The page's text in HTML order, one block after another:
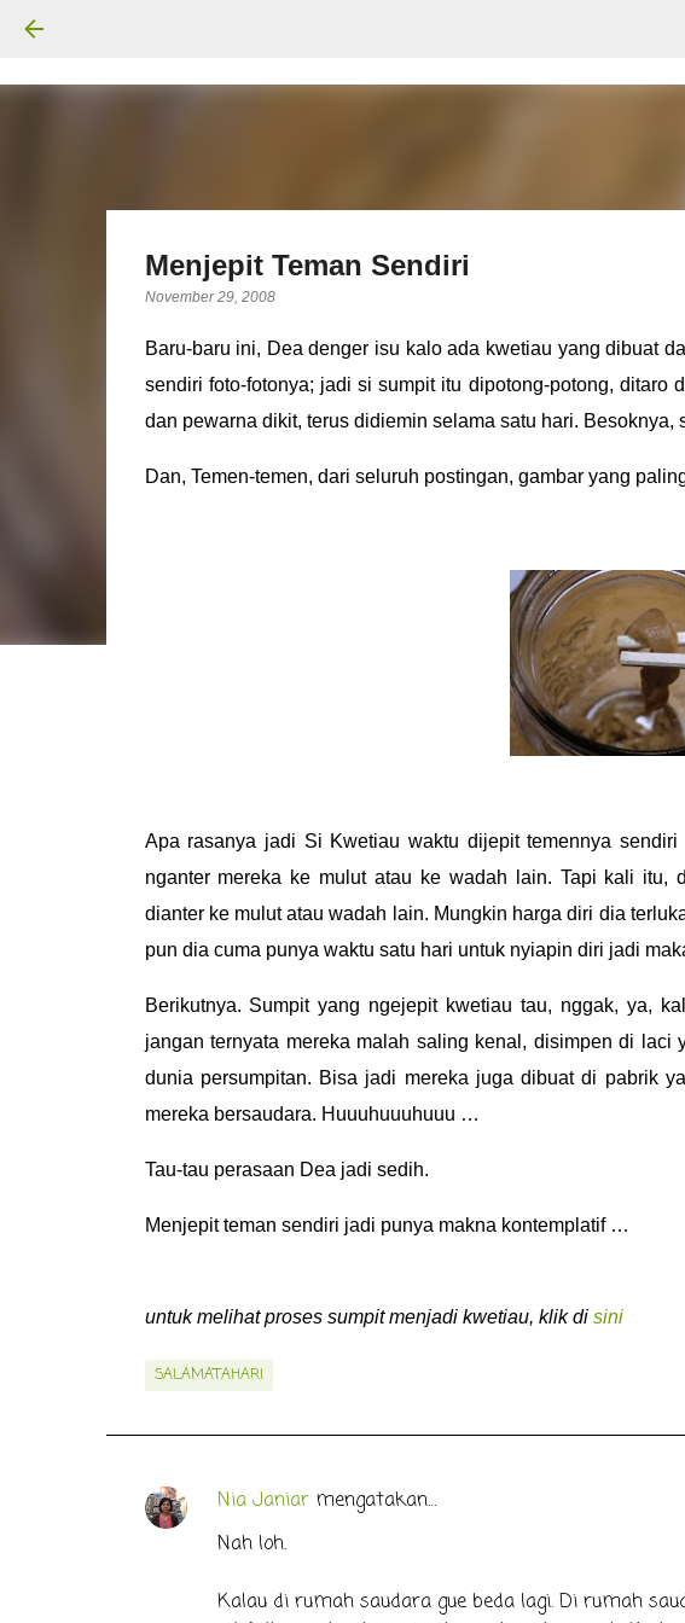
Menjepit Teman Sendiri
November 29, 2008
Baru-baru ini, Dea denger isu kalo ada kwetiau yang dibuat
sendiri foto-fotonya; jadi si sumpit itu dipotong-potong,
dan pewarna dikit, terus didiemin selama satu hari. Besoknya,
Dan, Temen-temen, dari seluruh postingan, gambar yang
Apa rasanya jadi Si Kwetiau waktu dijepit temennya
nganter mereka ke mulut atau ke wadah lain. Tapi kali itu,
dianter ke mulut atau wadah lain. Mungkin harga diri dia
pun dia cuma punya waktu satu hari untuk nyiapin diri jadi
Berikutnya. Sumpit yang ngejepit kwetiau tau, nggak, ya,
jangan ternyata mereka malah saling kenal, disimpen di laci
dunia persumpitan. Bisa jadi mereka juga dibuat di pabrik
mereka bersaudara. Huuuhuuuhuuu …
Tau-tau perasaan Dea jadi sedih.
Menjepit teman sendiri jadi punya makna kontemplatif …
untuk melihat proses sumpit menjadi kwetiau, klik di sini
SALAMATAHARI
K
Nia Janiarmengatakan…
Nah loh.
Kalau di rumah saudara gue beda lagi. Di rumah